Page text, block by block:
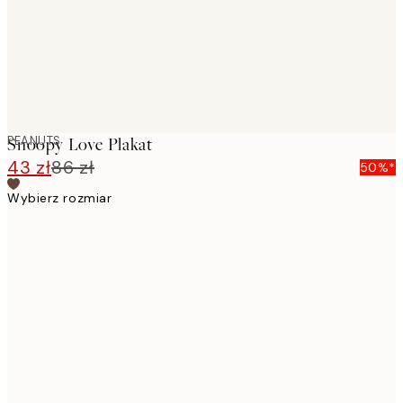
PEANUTS
Snoopy Love Plakat
43 zł86 zł
50%*
Wybierz rozmiar